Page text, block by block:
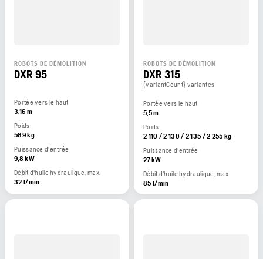
ROBOTS DE DÉMOLITION
DXR 95
Portée vers le haut
3,16 m
Poids
589 kg
Puissance d'entrée
9,8 kW
Débit d'huile hydraulique, max.
32 l/min
ROBOTS DE DÉMOLITION
DXR 315
{variantCount} variantes
Portée vers le haut
5,5 m
Poids
2 110 / 2 130 / 2 135 / 2 255 kg
Puissance d'entrée
27 kW
Débit d'huile hydraulique, max.
85 l/min